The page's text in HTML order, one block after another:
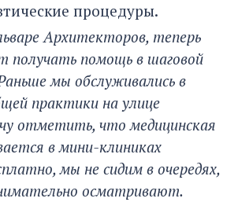
процедуры.
Архитекторов, теперь
получать помощь в шаговой
мы обслуживались в
практики на улице
отметить, что медицинская
в мини-клиниках
мы не сидим в очередях,
осматривают.